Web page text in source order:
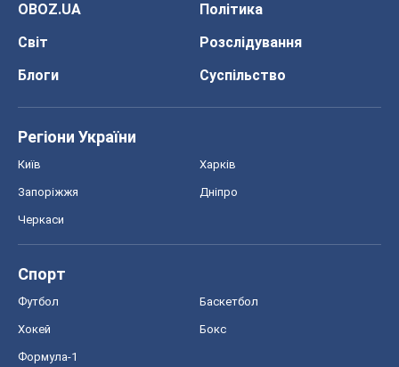
OBOZ.UA
Політика
Світ
Розслідування
Блоги
Суспільство
Регіони України
Київ Харків
Запоріжжя Дніпро
Черкаси
Спорт
Футбол Баскетбол
Хокей Бокс
Формула-1